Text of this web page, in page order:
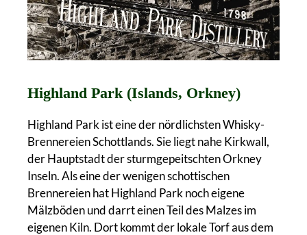
Highland Park (Islands, Orkney)
Highland Park ist eine der nördlichsten Whisky-
Brennereien Schottlands. Sie liegt nahe Kirkwall,
der Hauptstadt der sturmgepeitschten Orkney
Inseln. Als eine der wenigen schottischen
Brennereien hat Highland Park noch eigene
Mälzböden und darrt einen Teil des Malzes im
eigenen Kiln. Dort kommt der lokale Torf aus dem